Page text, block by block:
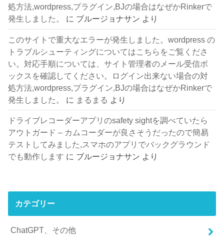
処方法,wordpress,プラグイン,BJの場合はなぜかRinkerで
発生しました。
に ブルージョナサン より
このサイトで重大なエラーが発生しました。wordpress の
トラブルシューティングについてはこちらをご覧くださ
い。対応手順については、サイト管理者のメール受信ボ
ックスを確認してください。ログイン出来ない場合の対
処方法,wordpress,プラグイン,BJの場合はなぜかRinkerで
発生しました。
に まるまる より
ドライブレコーダーアプリのsafety sightを調べていたら
アウトガード – カムコーダーが良さそうだったので簡易
テストしてみました,スマホのアプリでバックグラウンド
でも動作します に ブルージョナサン より
カテゴリー
ChatGPT、その他